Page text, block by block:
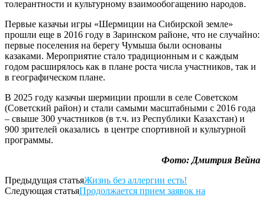
толерантности и культурному взаимообогащению народов.
Первые казачьи игры «Шермиции на Сибирской земле»
прошли еще в 2016 году в Заринском районе, что не случайно:
первые поселения на берегу Чумыша были основаны
казаками. Мероприятие стало традиционным и с каждым
годом расширялось как в плане роста числа участников, так и
в географическом плане.
В 2025 году казачьи шермиции прошли в селе Советском
(Советский район) и стали самыми масштабными с 2016 года
– свыше 300 участников (в т.ч. из Республики Казахстан) и
900 зрителей оказались в центре спортивной и культурной
программы.
Фото: Дмитрия Вейна
Предыдущая статьяЖизнь без аллергии есть!
Следующая статьяПродолжается прием заявок на